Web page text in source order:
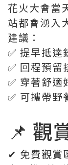
花火大會當
站都會湧入
建議：
✅ 提早抵達
✅ 回程預留
✅ 穿著舒適
✅ 可攜帶野
📌 觀
✔ 免費觀賞